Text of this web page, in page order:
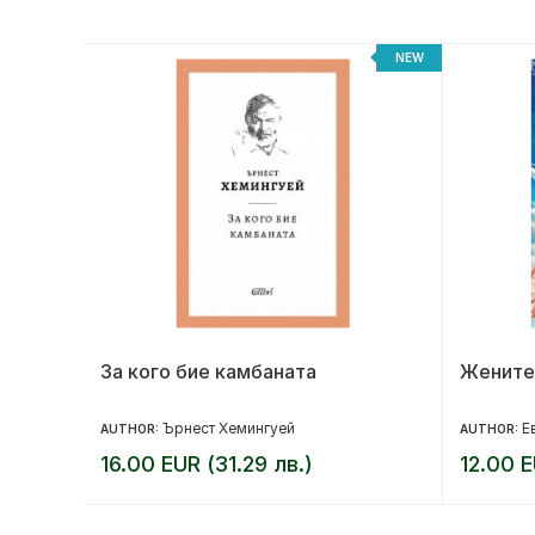
NEW
За кого бие камбаната
AUTHOR: Ърнест Хемингуей
16.00 EUR (31.29 лв.)
AUTHOR:
12.00